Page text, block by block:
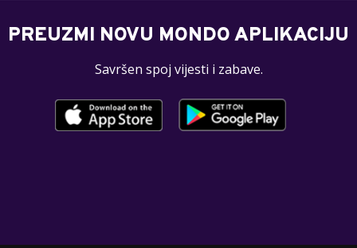
PREUZMI NOVU MONDO APLIKACIJU
Savršen spoj vijesti i zabave.